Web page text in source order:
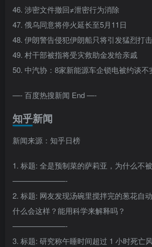
46. 涉密文件撤回≠泄密行为消除
47. 俄乌同意将停火延长至5月11日
48. 伊朗警告侵犯伊朗船只将引发猛烈打击
49. 村干部被指将受灾救助金发给亲戚
50. 中汽协：8家新能源车企锁电被约谈不
—- 百度热搜新闻 End —-
知乎新闻
新闻来源：知乎日榜
1. 标题: 全是预制菜的萨莉亚，为什么不
———————-
2. 标题: 网友发现汤碗里搅拌完的葱花自
什么会这样？能用科学来解释吗？
———————-
3. 标题: 研究称午睡时间超过 1 小时死亡